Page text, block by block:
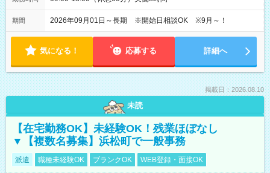
期間 2026年09月01日～長期 ※開始日相談OK ※9月～！
気になる！ 応募する 詳細へ
掲載日：2026.08.10
未読
【在宅勤務OK】未経験OK！残業ほぼなし
▼【複数名募集】浜松町で一般事務
派遣 職種未経験OK ブランクOK WEB登録・面接OK